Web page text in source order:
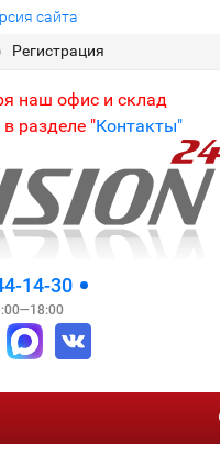
сайта
Регистрация
наш офис и склад
разделе "Контакты"
14-30